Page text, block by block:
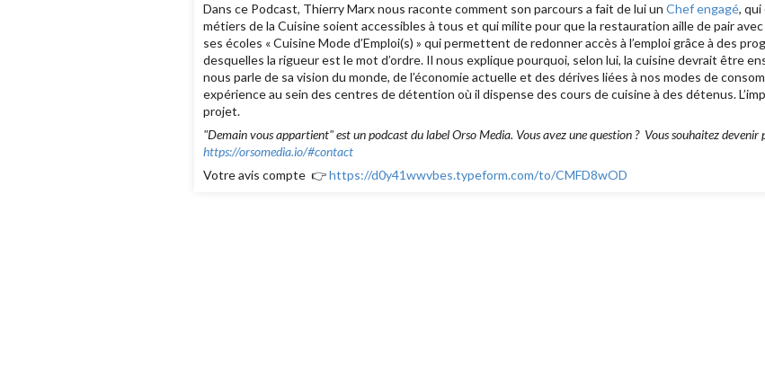
Dans ce Podcast, Thierry Marx nous raconte comment son parcours a fait de lui un Chef engagé,
métiers de la Cuisine soient accessibles à tous et qui milite pour que la restauration aille de pair
ses écoles « Cuisine Mode d’Emploi(s) » qui permettent de redonner accès à l’emploi grâce à des
desquelles la rigueur est le mot d’ordre. Il nous explique pourquoi, selon lui, la cuisine devrait être
nous parle de sa vision du monde, de l’économie actuelle et des dérives liées à nos modes de
expérience au sein des centres de détention où il dispense des cours de cuisine à des détenus.
projet.
"Demain vous appartient" est un podcast du label Orso Media. Vous avez une question ? Vous souhaitez devenir
https://orsomedia.io/#contact
Votre avis compte 👉https://d0y41wwvbes.typeform.com/to/CMFD8wOD